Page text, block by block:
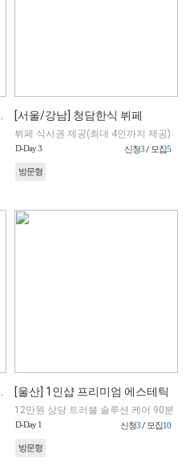
[서울/강남] 청담한식 뷔페
뷔페 식사권 제공(최대 4인까지 제공)
D-Day 3 신청3/ 모집5
방문형
[울산] 1인샵 프리미엄 에스테틱
12만원 상당 트러블 솔루션 케어 90분
D-Day 1 신청3/ 모집10
방문형